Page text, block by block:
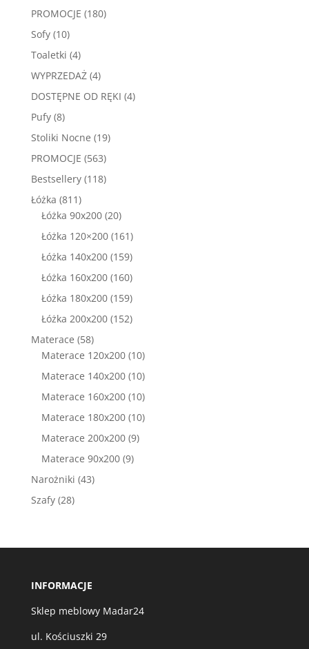
produkty
PROMOCJE 180180
Sofy 1010
produktów
Toaletki 44
produkty
WYPRZEDAŻ 44
produkty
DOSTĘPNE OD RĘKI 44
Pufy 88
produktów
Stoliki Nocne 1919
PROMOCJE 563563
produkty
Bestsellery 118118
Łóżka 811811
produktów
Łóżka 90x200 2020
produktów
Łóżka 120×200 161161
produktów
Łóżka 140x200 159159
produktów
Łóżka 160x200 160160
produktów
Łóżka 180x200 159159
produktów
Łóżka 200x200 152152
Materace 5858
produktów
Materace 120x200 1010
produktów
Materace 140x200 1010
produktów
Materace 160x200 1010
produktów
Materace 180x200 1010
Materace 200x200 99
Materace 90x200 99
Narożniki 4343
Szafy 2828
INFORMACJE
Sklep meblowy Madar24
ul. Kościuszki 29